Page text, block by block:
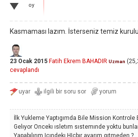
oy
Kasmaması lazım. İsterseniz temiz
23 Ocak 2015 Fatih Ekrem BAHADIR Uzman (
cevaplandı
İlk Yukleme Yaptıgımda Bile Mission Kontrole
Gelıyor Oncekı ısletım sıstemınde yoktu
Yapabılırım Icındekı HIcbır ayarım gıtmeden ?